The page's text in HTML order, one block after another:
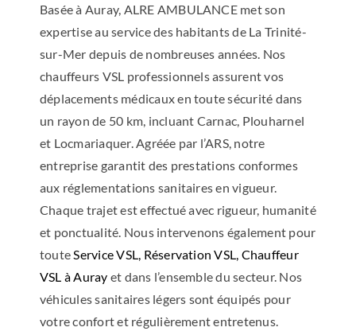
Basée à Auray, ALRE AMBULANCE met son
expertise au service des habitants de La Trinité-
sur-Mer depuis de nombreuses années. Nos
chauffeurs VSL professionnels assurent vos
déplacements médicaux en toute sécurité dans
un rayon de 50 km, incluant Carnac, Plouharnel
et Locmariaquer. Agréée par l’ARS, notre
entreprise garantit des prestations conformes
aux réglementations sanitaires en vigueur.
Chaque trajet est effectué avec rigueur, humanité
et ponctualité. Nous intervenons également pour
touteService VSL, Réservation VSL, Chauffeur
VSL à Auray et dans l’ensemble du secteur. Nos
véhicules sanitaires légers sont équipés pour
votre confort et régulièrement entretenus.